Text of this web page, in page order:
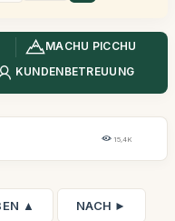
MACHU PICCHU
KUNDENBETREUUNG
15,4K
▲ NACH ►